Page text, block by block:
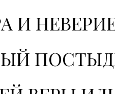
И